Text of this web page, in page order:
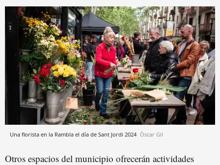
Una florista en la Rambla el día de Sant Jordi 2024 Òscar Gil
Otros espacios del municipio ofrecerán actividades